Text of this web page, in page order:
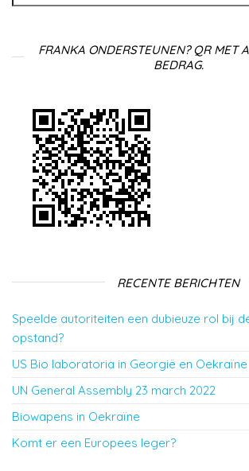
FRANKA ONDERSTEUNEN? QR MET
BEDRAG.
RECENTE BERICHTEN
Speelde autoriteiten een dubieuze rol bij
opstand?
US Bio laboratoria in Georgië en Oekraïne
UN General Assembly 23 march 2022
Biowapens in Oekraïne
Komt er een Europees leger?